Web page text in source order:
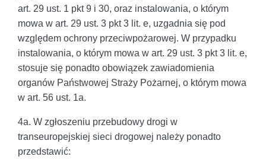
art. 29 ust. 1 pkt 9 i 30, oraz instalowania, o którym
mowa w art. 29 ust. 3 pkt 3 lit. e, uzgadnia się pod
względem ochrony przeciwpożarowej. W przypadku
instalowania, o którym mowa w art. 29 ust. 3 pkt 3 lit. e,
stosuje się ponadto obowiązek zawiadomienia
organów Państwowej Straży Pożarnej, o którym mowa
w art. 56 ust. 1a.
4a. W zgłoszeniu przebudowy drogi w
transeuropejskiej sieci drogowej należy ponadto
przedstawić: